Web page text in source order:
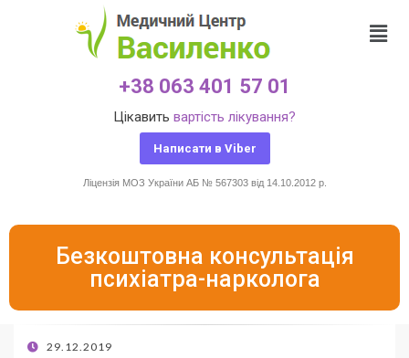
+38 063 401 57 01
Цікавить вартість лікування?
Написати в Viber
Ліцензія МОЗ України АБ № 567303 від 14.10.2012 р.
Безкоштовна консультація
психіатра-нарколога
29.12.2019